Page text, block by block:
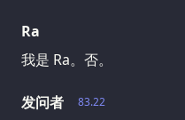
Ra
我是 Ra。否。
83.22
发问者